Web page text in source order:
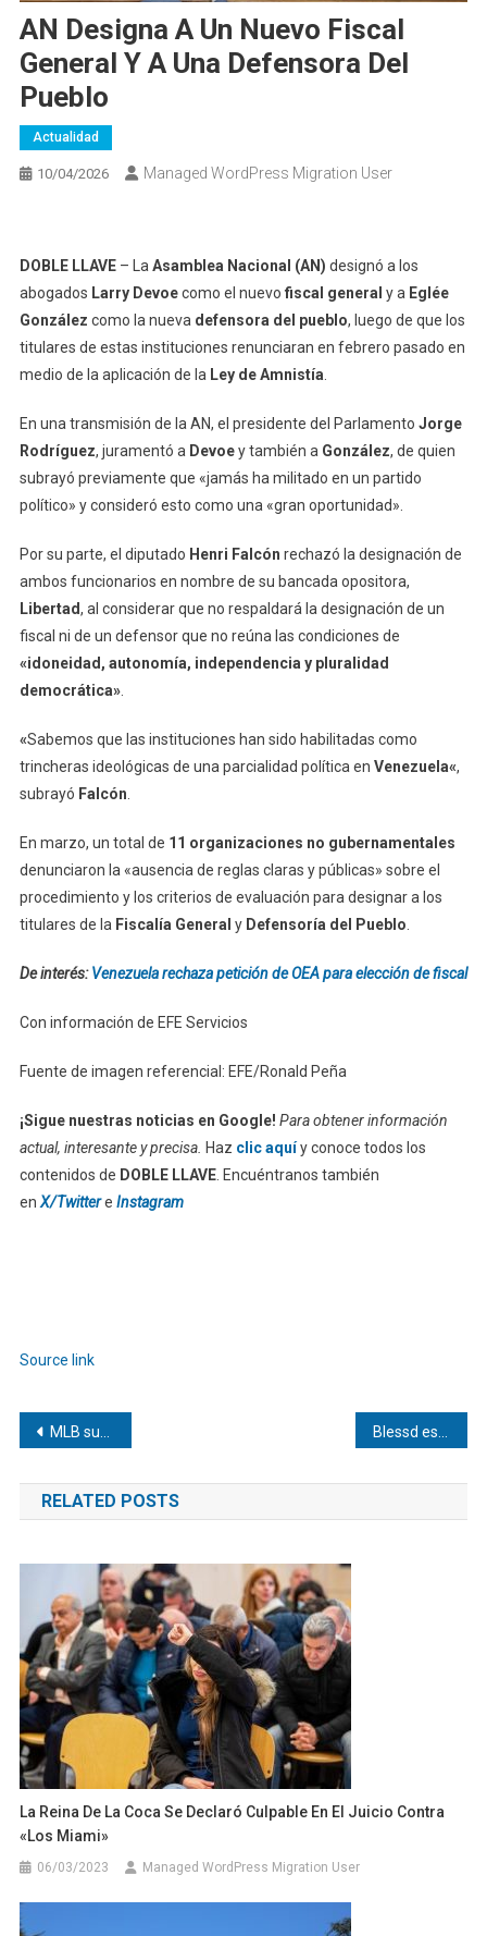
AN Designa A Un Nuevo Fiscal
General Y A Una Defensora Del
Pueblo
Actualidad
10/04/2026 Managed WordPress Migration User
DOBLE LLAVE– La Asamblea Nacional (AN) designó a los
abogados Larry Devoecomo el nuevo fiscal general y a Eglée
González como la nueva defensora del pueblo, luego de que los
titulares de estas instituciones renunciaran en febrero pasado en
medio de la aplicación de la Ley de Amnistía
En una transmisión de la AN, el presidente del Parlamento Jorge
Rodríguez, juramentó a Devoey también a González, de quien
subrayó previamente que «jamás ha militado en un partido
político» y consideró esto como una «gran oportunidad».
Por su parte, el diputado Henri Falcón rechazó la designación de
ambos funcionarios en nombre de su bancada opositora,
Libertad, al considerar que no respaldará la designación de un
fiscal ni de un defensor que no reúna las condiciones de
«idoneidad, autonomía, independencia y pluralidad
democrática».
«Sabemos que las instituciones han sido habilitadas como
trincheras ideológicas de una parcialidad política en Venezuela«,
subrayó Falcón
En marzo, un total de 11 organizaciones no gubernamentales
denunciaron la «ausencia de reglas claras y públicas» sobre el
procedimiento y los criterios de evaluación para designar a los
titulares de la Fiscalía General y Defensoría del Pueblo
De interés:Venezuela rechaza petición de OEA para elección de fiscal
Con información de EFE Servicios
Fuente de imagen referencial: EFE/Ronald Peña
¡Sigue nuestras noticias en Google! Para obtener información
actual, interesante y precisa. Haz clic aquíy conoce todos los
contenidos de DOBLE LLAVE. Encuéntranos también
en X/Twittere Instagram
Source link
Navegación
de
entradas
MLB suspende a Jorge Soler y Reynaldo López
RELATED POSTS
La Reina De La Coca Se Declaró Culpable En El Juicio Contra
«Los Miami»
06/03/2023 Managed WordPress Migration User